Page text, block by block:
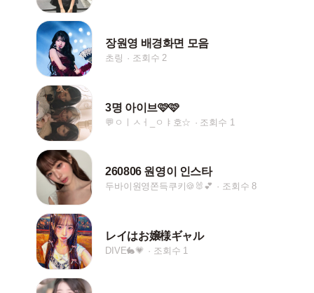
장원영 배경화면 모음
초링 조회수 2
3명 아이브🩷🩷
💬ㅇㅣㅅㅓ_ㅇㅑ호☆ 조회수 1
260806 원영이 인스타
두바이원영쫀득쿠키🍪🐰💕 조회수 8
レイはお嬢様ギャル
DIVE🐇💗 조회수 1